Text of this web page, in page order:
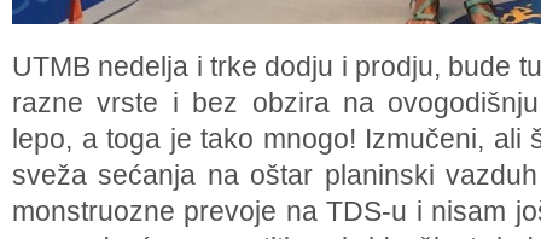
UTMB nedelja i trke dodju i prodju, bude
razne vrste i bez obzira na
lepo, a toga je tako mnogo! Izmučeni, ali
sveža sećanja na oštar planinski
monstruozne prevoje na TDS-u i nisam